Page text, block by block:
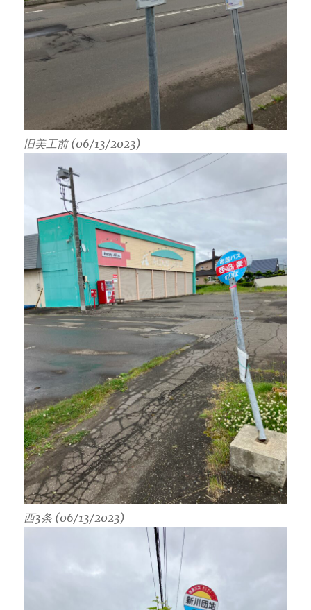
旧美工前 (06/13/2023)
西3条 (06/13/2023)